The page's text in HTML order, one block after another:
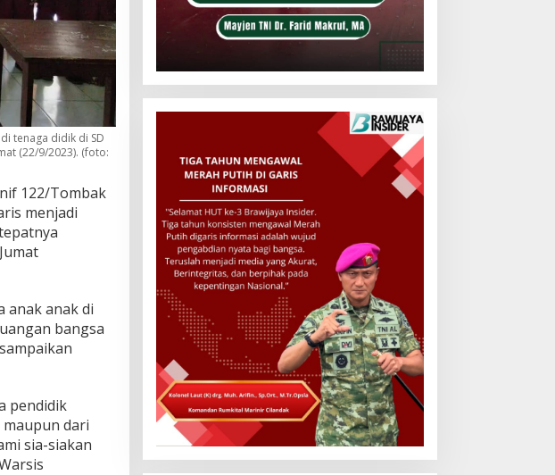
tenaga didik di SD
(22/9/2023). (foto:
122/Tombak
menjadi
anak anak di
bangsa
pendidik
dari
sia-siakan